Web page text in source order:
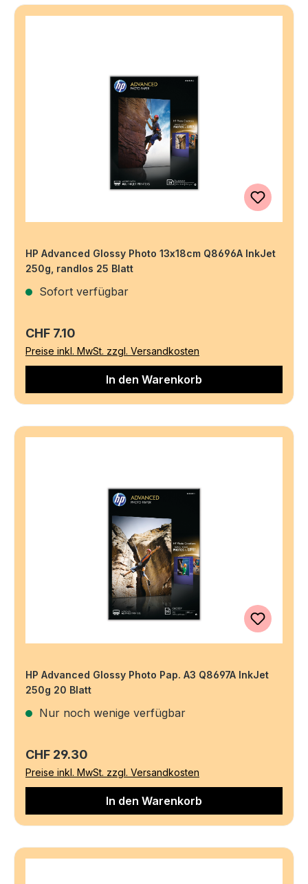
HP Advanced Glossy Photo 13x18cm Q8696A InkJet
250g, randlos 25 Blatt
Sofort verfügbar
Regulärer Preis:
CHF 7.10
Preise inkl. MwSt. zzgl. Versandkosten
In den Warenkorb
HP Advanced Glossy Photo Pap. A3 Q8697A InkJet
250g 20 Blatt
Nur noch wenige verfügbar
Regulärer Preis:
CHF 29.30
Preise inkl. MwSt. zzgl. Versandkosten
In den Warenkorb